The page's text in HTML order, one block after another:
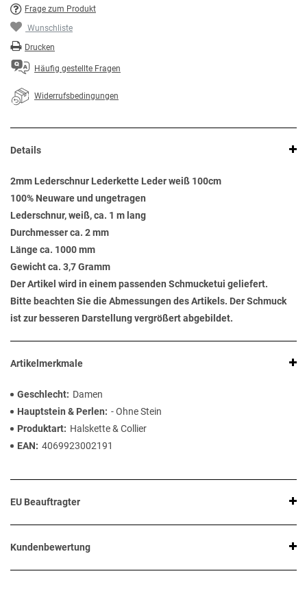
Frage zum Produkt
Wunschliste
Drucken
Häufig gestellte Fragen
Widerrufsbedingungen
Details
2mm Lederschnur Lederkette Leder weiß 100cm
100% Neuware und ungetragen
Lederschnur, weiß, ca. 1 m lang
Durchmesser ca. 2 mm
Länge ca. 1000 mm
Gewicht ca. 3,7 Gramm
Der Artikel wird in einem passenden Schmucketui geliefert.
Bitte beachten Sie die Abmessungen des Artikels. Der Schmuck
ist zur besseren Darstellung vergrößert abgebildet.
Artikelmerkmale
Geschlecht
Damen
Hauptstein & Perlen
- Ohne Stein
Produktart
Halskette & Collier
EAN
4069923002191
EU Beauftragter
Kundenbewertung